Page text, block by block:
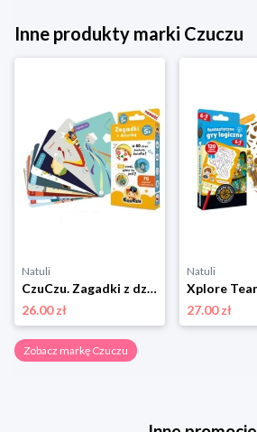
Inne produkty marki Czuczu
Natuli
CzuCzu. Zagadki z dziurką dla dzieci 5+ Czuczu
26.00 zł
Natuli
27.00 zł
Zobacz markę Czuczu